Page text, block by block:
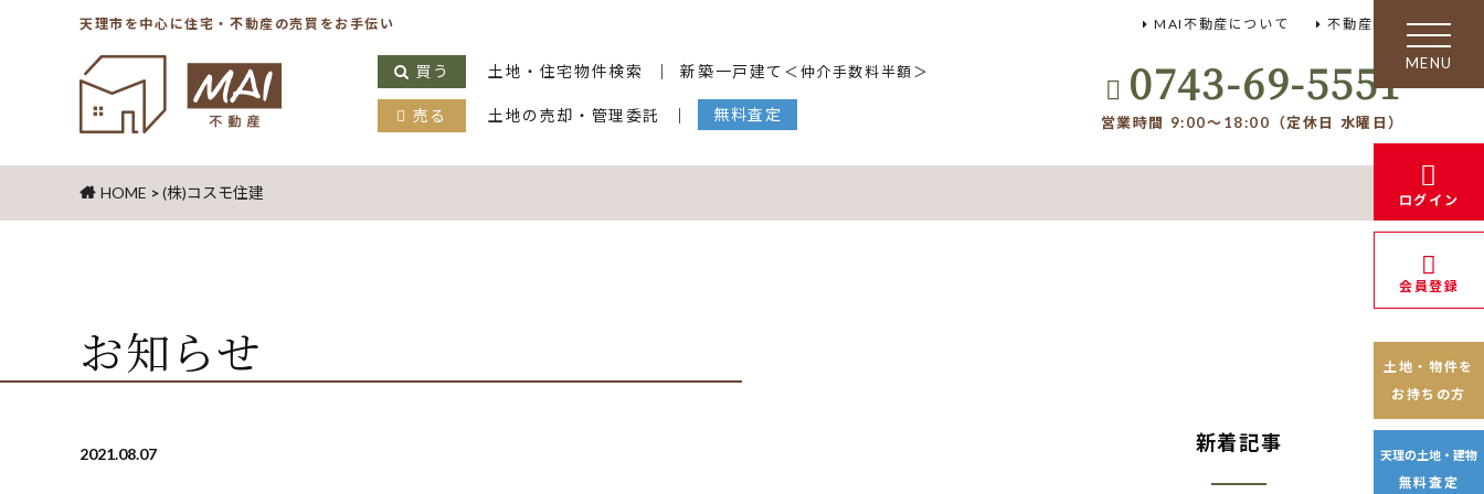
天理市を中心に住宅・不動産の売買をお手伝い
0743-69-5551
営業時間 9:00～18:00（定休日 水曜日）
買う 土地・住宅物件検索 新築一戸建て ＜仲介手数料半額＞
売る 土地の売却・管理委託 無料査定
MAI不動産について 不動産FAQ
toggle
navigation
ログイン
会員登録
土地・物件を
お持ちの方
天理の土地・建物
無料査定
HOME >(株)コスモ住建
お知らせ
新着記事
2021.08.07